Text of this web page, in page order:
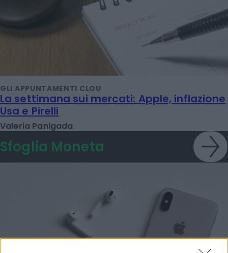
GLI APPUNTAMENTI CLOU
La settimana sui mercati: Apple, inflazione
Usa e Pirelli
Valeria Panigada
Sfoglia Moneta